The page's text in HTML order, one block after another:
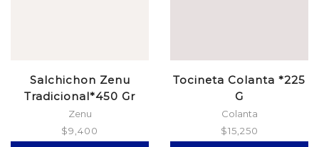
Salchichon Zenu
Tradicional*450 Gr
Zenu
$9,400
Tocineta Colanta *225
G
Colanta
$15,250